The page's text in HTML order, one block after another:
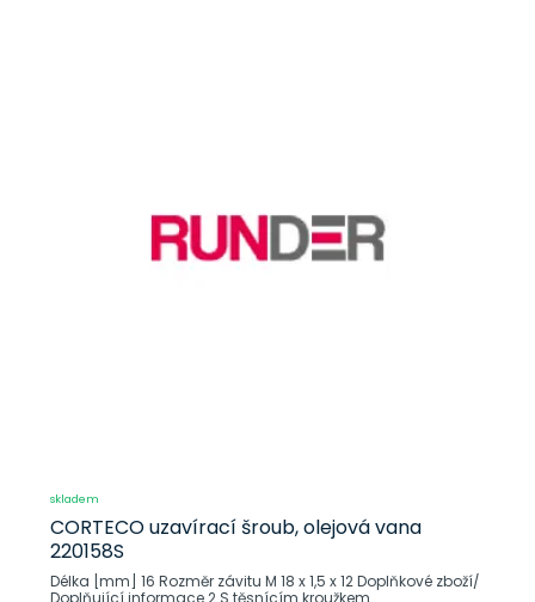
skladem
CORTECO uzavírací šroub, olejová vana
220158S
Délka [mm] 16 Rozměr závitu M 18 x 1,5 x 12 Doplňkové zboží/
Doplňující informace 2 S těsnícím kroužkem